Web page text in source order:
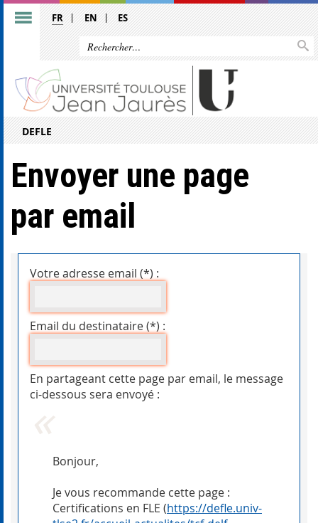
FR EN ES
DEFLE
Envoyer une page
par email
Votre adresse email (*) :
Email du destinataire (*) :
En partageant cette page par email, le message
ci-dessous sera envoyé :
Bonjour,
Je vous recommande cette page :
Certifications en FLE (https://defle.univ-